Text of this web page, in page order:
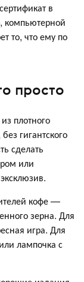
в
компьютерной
то, что ему по
просто
плотного
гигантского
сделать
или
кофе —
зерна. Для
игра. Для
лампочка с